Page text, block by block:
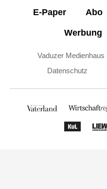
E-Paper Abo
Werbung
Vaduzer Medienhaus
Datenschutz